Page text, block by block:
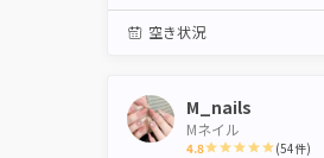
空き状況
M_nails
Mネイル
4.8 (54件)